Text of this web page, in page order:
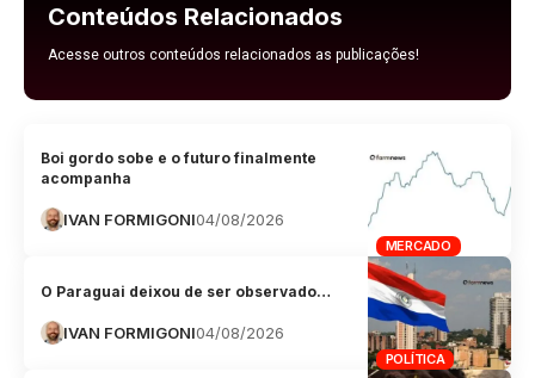
Conteúdos Relacionados
Acesse outros conteúdos relacionados as publicações!
MERCADO
Boi gordo sobe e o futuro finalmente
acompanha
IVAN FORMIGONI04/08/2026
POLÍTICA
O Paraguai deixou de ser observado…
IVAN FORMIGONI04/08/2026